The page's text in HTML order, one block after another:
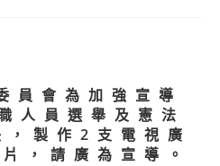
員會為加強宣導
人員選舉及憲法
，製作2支電視廣
，請廣為宣導。